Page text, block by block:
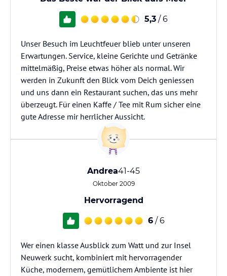
5,3 / 6
Unser Besuch im Leuchtfeuer blieb unter unseren
Erwartungen. Service, kleine Gerichte und Getränke
mittelmäßig, Preise etwas höher als normal. Wir
werden in Zukunft den Blick vom Deich geniessen
und uns dann ein Restaurant suchen, das uns mehr
überzeugt. Für einen Kaffe / Tee mit Rum sicher eine
gute Adresse mir herrlicher Aussicht.
Andrea41-45
Oktober 2009
Hervorragend
6 / 6
Wer einen klasse Ausblick zum Watt und zur Insel
Neuwerk sucht, kombiniert mit hervorragender
Küche, modernem, gemütlichem Ambiente ist hier